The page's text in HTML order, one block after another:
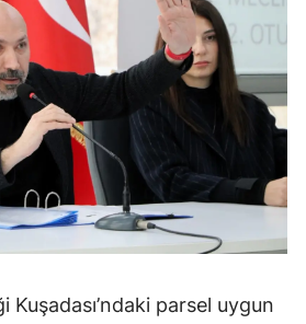
Kuşadası’ndaki parsel uygun